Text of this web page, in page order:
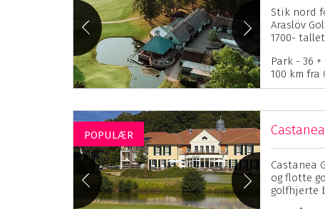
Stik nord
Araslöv
1700- tallet
Park - 36
100 km
POPULÆR
Castanea
og flotte
golfhjerte